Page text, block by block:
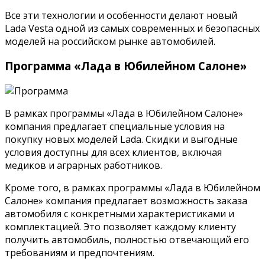
Все эти технологии и особенности делают новый
Lada Vesta одной из самых современных и безопасных
моделей на российском рынке автомобилей.
Программа «Лада в Юбилейном Салоне»
В рамках программы «Лада в Юбилейном Салоне»
компания предлагает специальные условия на
покупку новых моделей Lada. Скидки и выгодные
условия доступны для всех клиентов, включая
медиков и аграрных работников.
Кроме того, в рамках программы «Лада в Юбилейном
Салоне» компания предлагает возможность заказа
автомобиля с конкретными характеристиками и
комплектацией. Это позволяет каждому клиенту
получить автомобиль, полностью отвечающий его
требованиям и предпочтениям.